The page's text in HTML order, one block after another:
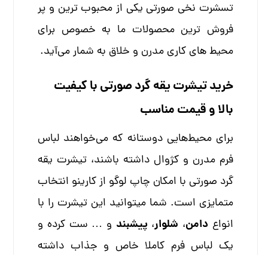
تسشرت نخی صورتی یکی از محبوب ترین و پر
فروش ترین محصولات ما به خصوص برای
محیط های کاری مدرن و خلاق به شمار می‌آید.
خرید تیشرت یقه گرد صورتی با کیفیت
بالا و قیمت مناسب
برای محیط‌هایی دوستانه که می‌خواهند لباس
فرم مدرن و کژوال داشته باشند، تیشرت یقه
گرد صورتی با امکان چاپ لوگو از کارینو انتخاب
متمایزی است. شما میتوانید این تیشرت را با
انواعدامن، شلوار،پیشبند و … ست کرده و
یک لباس فرم کاملا خاص و جذاب داشته